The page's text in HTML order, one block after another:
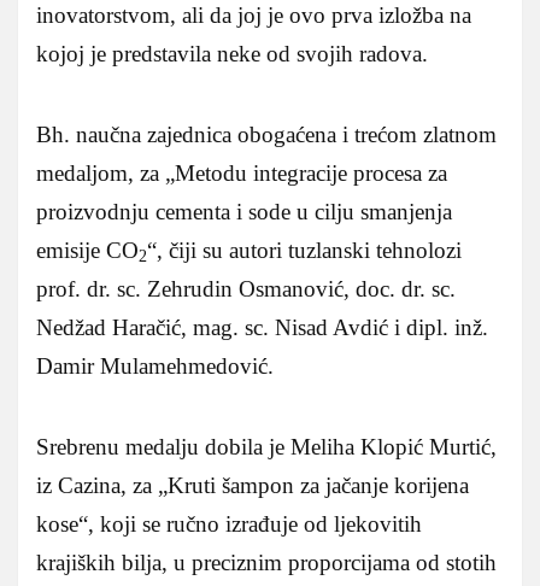
inovatorstvom, ali da joj je ovo prva izložba na
kojoj je predstavila neke od svojih radova.
Bh. naučna zajednica obogaćena i trećom zlatnom
medaljom, za „Metodu integracije procesa za
proizvodnju cementa i sode u cilju smanjenja
emisije CO2“, čiji su autori tuzlanski tehnolozi
prof. dr. sc. Zehrudin Osmanović, doc. dr. sc.
Nedžad Haračić, mag. sc. Nisad Avdić i dipl. inž.
Damir Mulamehmedović.
Srebrenu medalju dobila je Meliha Klopić Murtić,
iz Cazina, za „Kruti šampon za jačanje korijena
kose“, koji se ručno izrađuje od ljekovitih
krajiških bilja, u preciznim proporcijama od stotih